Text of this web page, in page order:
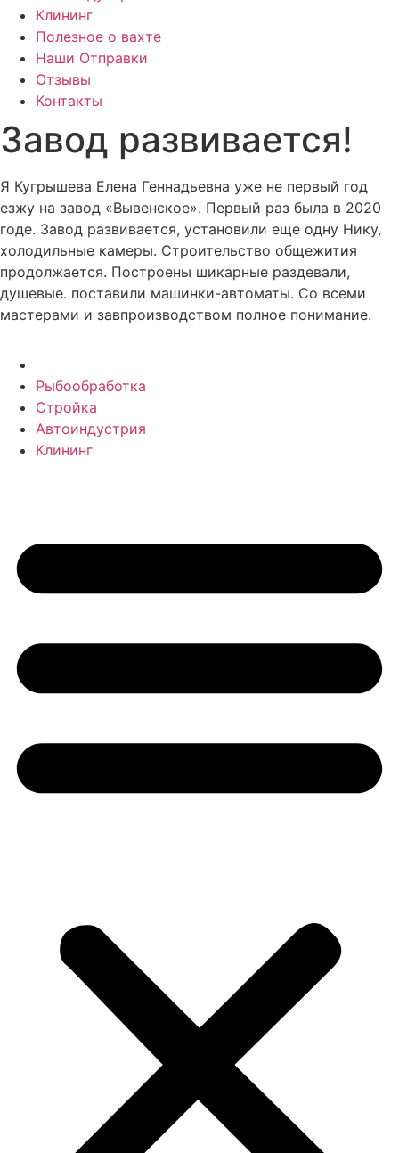
Клининг
Полезное о вахте
Наши Отправки
Отзывы
Контакты
Завод развивается!
Я Кугрышева Елена Геннадьевна уже не первый год
езжу на завод «Вывенское». Первый раз была в 2020
годе. Завод развивается, установили еще одну Нику,
холодильные камеры. Строительство общежития
продолжается. Построены шикарные раздевали,
душевые. поставили машинки-автоматы. Со всеми
мастерами и завпроизводством полное понимание.
Рыбообработка
Стройка
Автоиндустрия
Клининг